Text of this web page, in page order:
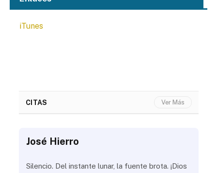
iTunes
CITAS Ver Más
José Hierro
Silencio. Del instante lunar, la fuente brota. ¡Dios